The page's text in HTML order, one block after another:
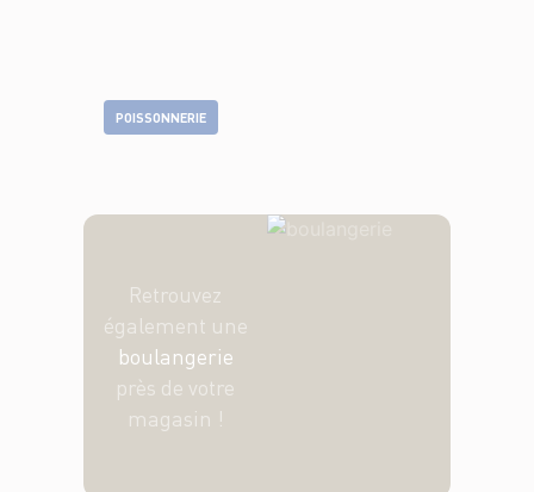
POISSONNERIE
Retrouvez
également une
boulangerie
près de votre
magasin !